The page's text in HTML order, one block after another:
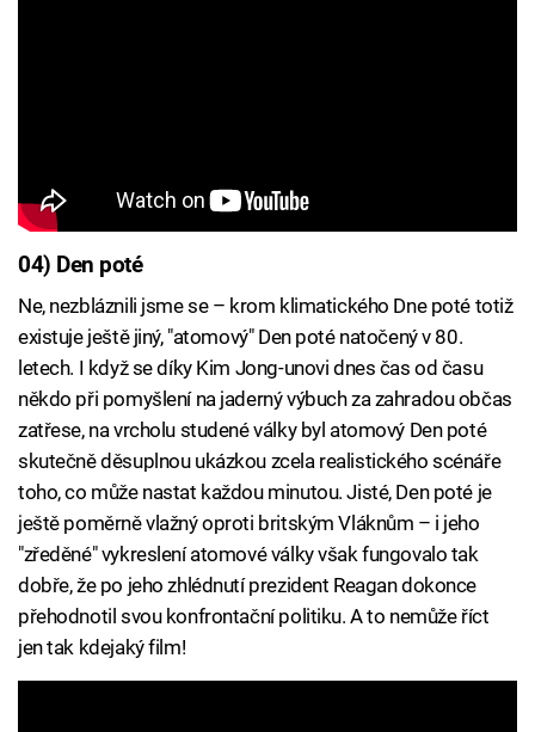
04) Den poté
Ne, nezbláznili jsme se – krom klimatického Dne poté totiž
existuje ještě jiný, "atomový" Den poté natočený v 80.
letech. I když se díky Kim Jong-unovi dnes čas od času
někdo při pomyšlení na jaderný výbuch za zahradou občas
zatřese, na vrcholu studené války byl atomový Den poté
skutečně děsuplnou ukázkou zcela realistického scénáře
toho, co může nastat každou minutou. Jisté, Den poté je
ještě poměrně vlažný oproti britským Vláknům – i jeho
"zředěné" vykreslení atomové války však fungovalo tak
dobře, že po jeho zhlédnutí prezident Reagan dokonce
přehodnotil svou konfrontační politiku. A to nemůže říct
jen tak kdejaký film!